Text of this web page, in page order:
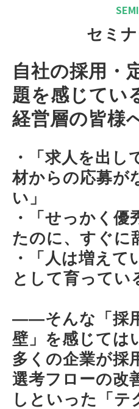
セミ
自社の採用・
題を感じてい
経営層の皆様
・「求人を出し
材からの応募が
い」
・「せっかく優
たのに、すぐに
・「人は増えて
として育ってい
――そんな「採
壁」を感じては
多くの企業が採
選考フローの改
しといった「テ